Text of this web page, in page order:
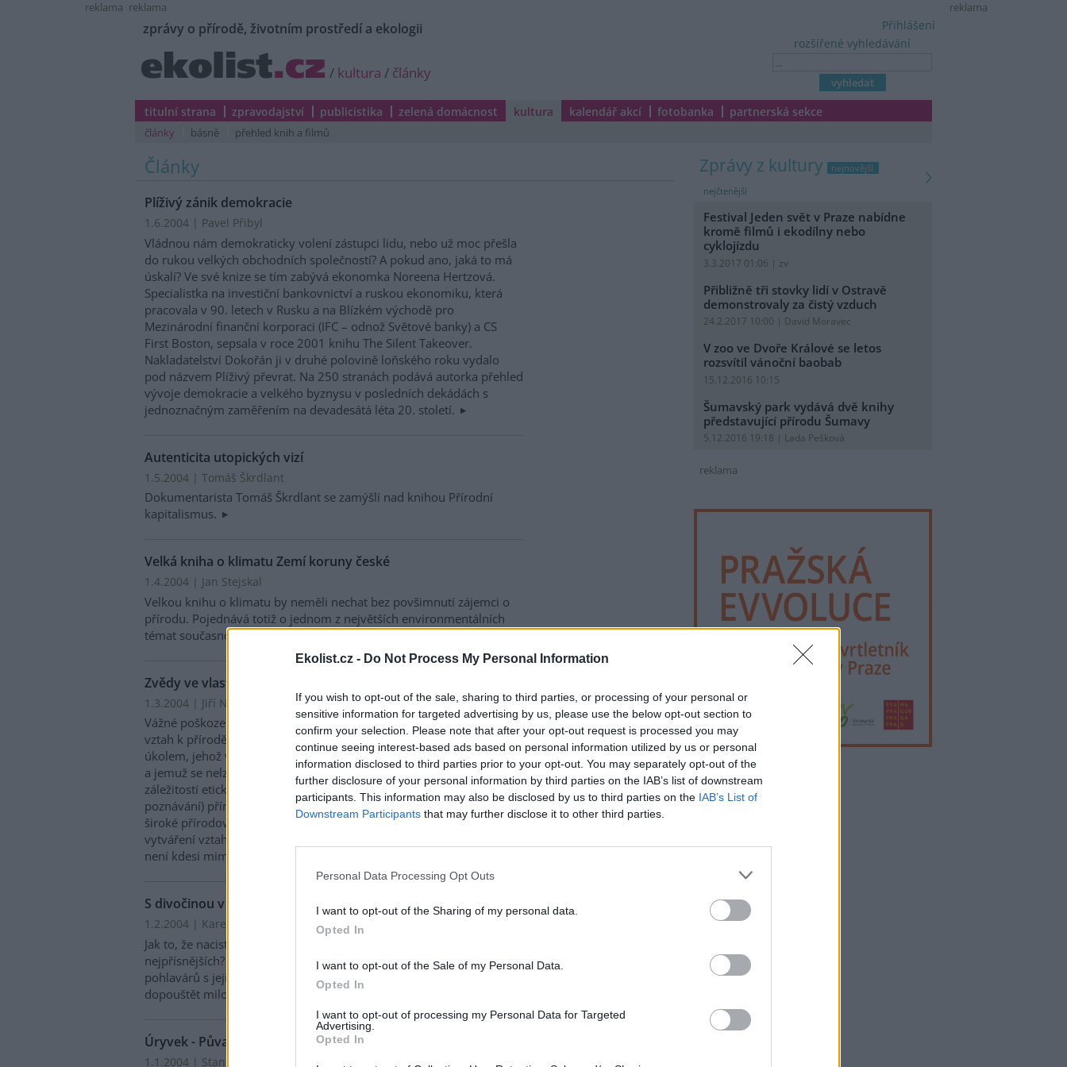
Ekolist.cz - Do Not Process My Personal Information
If you wish to opt-out of the sale, sharing to third parties, or processing of your personal or
sensitive information for targeted advertising by us, please use the below opt-out section to
confirm your selection. Please note that after your opt-out request is processed you may
continue seeing interest-based ads based on personal information utilized by us or personal
information disclosed to third parties prior to your opt-out. You may separately opt-out of the
further disclosure of your personal information by third parties on the IAB’s list of downstream
participants. This information may also be disclosed by us to third parties on the IAB’s List of
Downstream Participants that may further disclose it to other third parties.
Personal Data Processing Opt Outs
I want to opt-out of the Sharing of my personal data.
Opted In
I want to opt-out of the Sale of my Personal Data.
Opted In
I want to opt-out of processing my Personal Data for Targeted
Advertising.
Opted In
reklama
reklama reklama
zprávy o přírodě, životním prostředí a ekologii
/ kultura / články
rozšířené vyhledávání
Přihlášení
titulní strana zpravodajství publicistika zelená domácnost kultura kalendář akcí fotobanka partnerská sekce
články básně přehled knih a filmů
Články
Plíživý zánik demokracie
1.6.2004 | Pavel Přibyl
Vládnou nám demokraticky volení zástupci lidu, nebo už moc přešla
do rukou velkých obchodních společností? A pokud ano, jaká to má
úskalí? Ve své knize se tím zabývá ekonomka Noreena Hertzová.
Specialistka na investiční bankovnictví a ruskou ekonomiku, která
pracovala v 90. letech v Rusku a na Blízkém východě pro
Mezinárodní finanční korporaci (IFC – odnož Světové banky) a CS
First Boston, sepsala v roce 2001 knihu The Silent Takeover.
Nakladatelství Dokořán ji v druhé polovině loňského roku vydalo
pod názvem Plíživý převrat. Na 250 stranách podává autorka přehled
vývoje demokracie a velkého byznysu v posledních dekádách s
jednoznačným zaměřením na devadesátá léta 20. století.
Autenticita utopických vizí
1.5.2004 | Tomáš Škrdlant
Dokumentarista Tomáš Škrdlant se zamýšlí nad knihou Přírodní
kapitalismus.
Velká kniha o klimatu Zemí koruny české
1.4.2004 | Jan Stejskal
Velkou knihu o klimatu by neměli nechat bez povšimnutí zájemci o
přírodu. Pojednává totiž o jednom z největších environmentálních
témat současnosti - o klimatických změnách.
Zvědy ve vlastní zemi a Ekolístky
1.3.2004 | Jiří Nečas
Vážné poškození životního prostředí je výzvou naší civilizaci: náš
vztah k přírodě není v pořádku. Hledat nesnadnou cestu k nápravě je
úkolem, jehož vážnost si často ani neuvědomujeme, který tu však je
a jemuž se nelze vyhýbat. Jeho aspoň částečné plnění je především
záležitostí etickou, avšak velice důležité je také poznání (a neustálé
poznávání) přírody. Tradiční školní vzdělání sice nabízí poměrně
široké přírodovědné informace, ale často od samého počátku chybí
vytváření vztahu k přírodě a přijímání přírody jako skutečnosti, která
není kdesi mimo nás, nýbrž k níž všichni patříme.
S divočinou v srdci
1.2.2004 | Karel Stibral
Jak to, že nacistické zákony na ochranu zvířat i krajiny byly jedny z
nejpřísnějších? Jak jde dohromady vegetariánství Hitlera a dalších
pohlavárů s jejich touhou po krvi mnohých národů? Jak se mohli
dopouštět milovníci přírody takových zvěrstev na lidech?
Úryvek - Půvab zahrady
1.1.2004 | Stanislav Komárek
zprávy z kultury
nejnovější
nejčtenější
Festival Jeden svět v Praze nabídne
kromě filmů i ekodílny nebo
cyklojízdu
3.3.2017 01:06 | zv
Přibližně tři stovky lidí v Ostravě
demonstrovaly za čistý vzduch
24.2.2017 10:00 | David Moravec
V zoo ve Dvoře Králové se letos
rozsvítil vánoční baobab
15.12.2016 10:15
Šumavský park vydává dvě knihy
představující přírodu Šumavy
5.12.2016 19:18 | Lada Pešková
reklama
reklama